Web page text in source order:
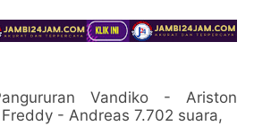
Vandiko - Ariston
- Andreas 7.702 suara,